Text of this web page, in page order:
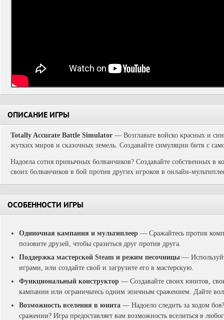
ОПИСАНИЕ ИГРЫ
Totally Accurate Battle Simulator — Возглавьте войско красных и
жутких миров и сказочных земель. Создавайте симуляции битв с
Надоела сотня привычных болванчиков? Создавайте собственных в
своих болванчиков в бой против других игроков в онлайн-
ОСОБЕННОСТИ ИГРЫ
Одиночная кампания и мультиплеер — Сражайтесь против
позовите друзей, чтобы сразиться друг против друга.
Поддержка мастерской Steam и режим песочницы —
играми, или создайте свой и загрузите его в мастерскую.
Функциональный конструктор — Создавайте своих юнитов,
кампании или ограничьтесь одним эпичным сражением. Дайте
Возможность вселения в юнита — Надоело следить за ходом
сражении? Игра предоставляет вам возможность вселиться в